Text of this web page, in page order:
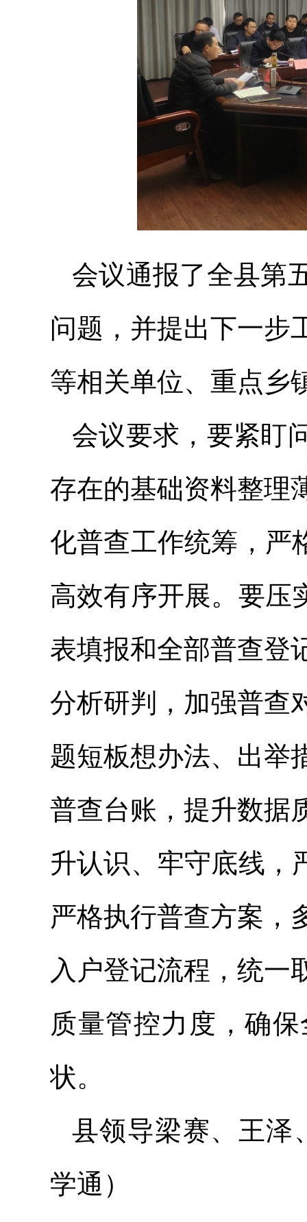
会议通报了全县第
问题，并提出下一步
等相关单位、重点乡
会议要求，要紧盯
存在的基础资料整理
化普查工作统筹，严
高效有序开展。要压
表填报和全部普查登
分析研判，加强普查
题短板想办法、出举
普查台账，提升数据
升认识、牢守底线，
严格执行普查方案，
入户登记流程，统一
质量管控力度，确
状。
县领导梁赛、王泽
学通）